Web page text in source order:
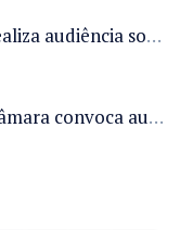
Comissão da Câmara realiza audiência sobre apostas online para medir o tamanho do mercado ilegal
Comissão externa da Câmara convoca audiência pública sobre chuvas na Zona da Mata de Minas Gerais e impactos em Juiz de Fora